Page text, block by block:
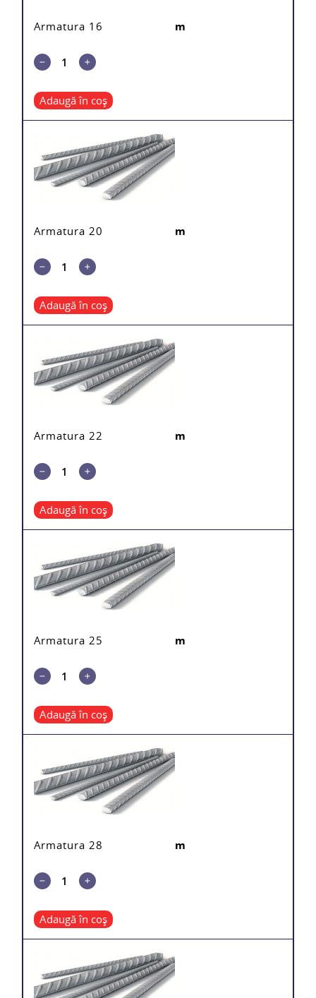
Armatura 16 m
Adaugă în coș
Armatura 20 m
Adaugă în coș
Armatura 22 m
Adaugă în coș
Armatura 25 m
Adaugă în coș
Armatura 28 m
Adaugă în coș